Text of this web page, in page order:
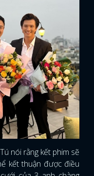
GOOGLE
nói rằng kết phim sẽ
kết thuận được điều